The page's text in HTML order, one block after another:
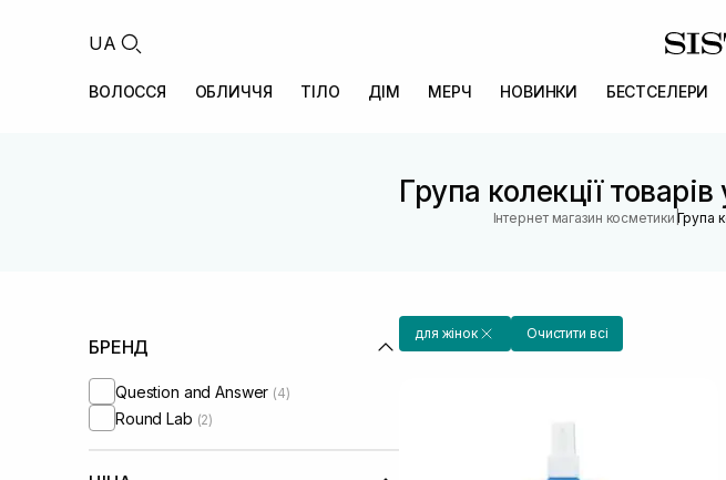
UA
ВОЛОССЯ ОБЛИЧЧЯ ТІЛО ДІМ МЕРЧ НОВИНКИ БЕСТСЕЛЕРИ
Група колекції
Інтернет магазин косметики |Група
БРЕНД
Question and Answer (4)
Round Lab (2)
для жінок Очистити всі